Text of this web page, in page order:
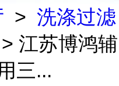
> 洗涤过滤
> 江苏博鸿辅
三...